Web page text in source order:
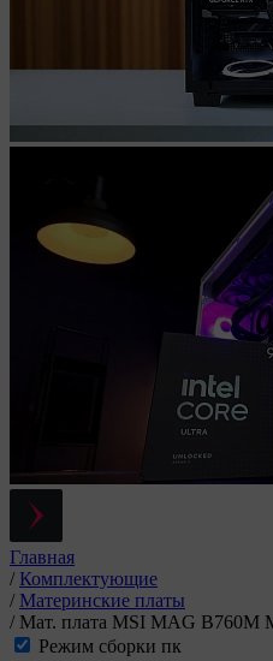
Главная
/ Комплектующие
/ Материнские платы
/ Мат. плата MSI MAG B760M
Режим сборки пк